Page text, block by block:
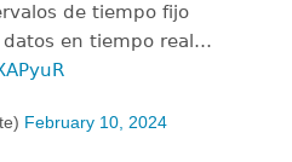
de tiempo fijo
en tiempo real…
February 10, 2024